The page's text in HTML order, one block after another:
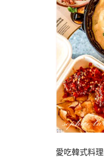
愛吃韓式料